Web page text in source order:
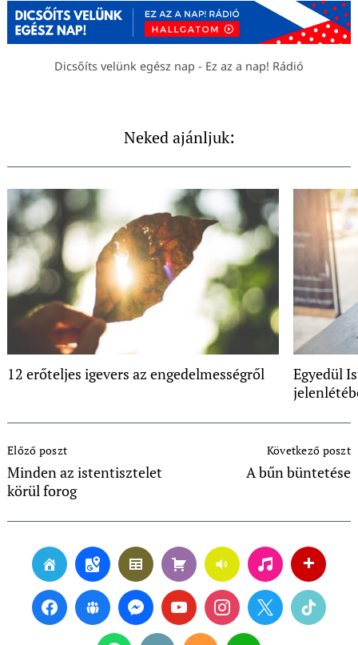
Dicsőíts velünk egész nap - Ez az a nap! Rádió
Neked ajánljuk:
12 erőteljes igevers az engedelmességről
Egyedül
Navigation
Előző poszt
Minden az istentisztelet
körül forog
Következő poszt
A bűn büntetése